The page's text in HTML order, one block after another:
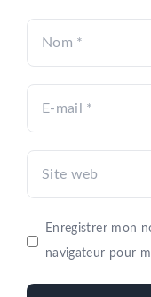
Enregistrer mon
navigateur pour